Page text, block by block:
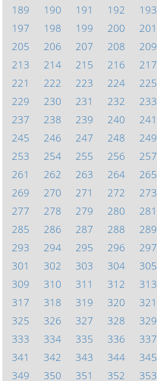
189
190 191 192 193
197
198 199 200 201
205
206 207 208 209
213
214 215 216 217
221
222 223 224 225
229
230 231 232 233
237
238 239 240 241
245
246 247 248 249
253
254 255 256 257
261
262 263 264 265
269
270 271 272 273
277
278 279 280 281
285
286 287 288 289
293
294 295 296 297
301
302 303 304 305
309
310 311 312 313
317
318 319 320 321
325
326 327 328 329
333
334 335 336 337
341
342 343 344 345
349
350 351 352 353